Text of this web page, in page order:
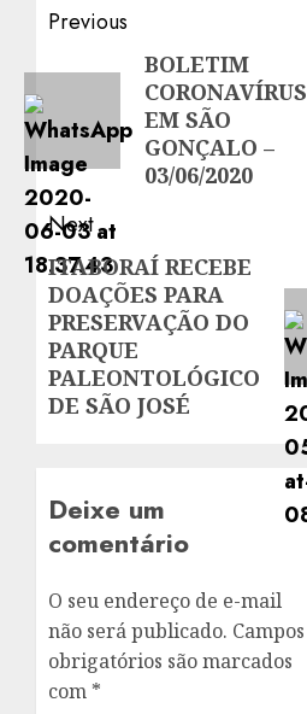
Post
navigation
Previous
Previous
BOLETIM
CORONAVÍRUS
EM SÃO
GONÇALO –
03/06/2020
Next
Next
post:
ITABORAÍ RECEBE
DOAÇÕES PARA
PRESERVAÇÃO DO
PARQUE
PALEONTOLÓGICO
DE SÃO JOSÉ
Deixe um
comentário
O seu endereço de e-mail
não será publicado. Campos
obrigatórios são marcados
com *